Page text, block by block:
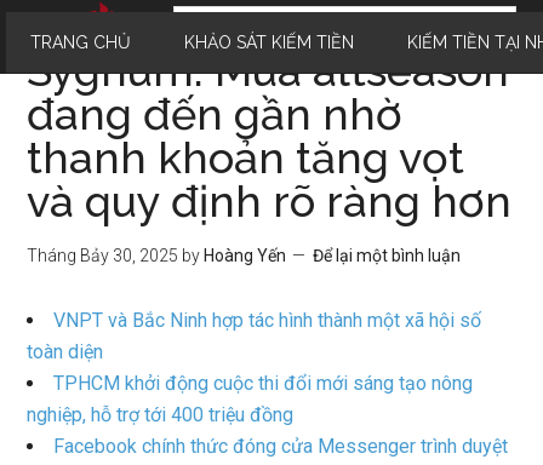
TRANG CHỦ KHẢO SÁT KIẾM TIỀN KIẾM TIỀN TẠI
Sygnum: Mùa altseason
đang đến gần nhờ
thanh khoản tăng vọt
và quy định rõ ràng hơn
Tháng Bảy 30, 2025 by Hoàng Yến Để lại một bình luận
VNPT và Bắc Ninh hợp tác hình thành một xã hội số
toàn diện
TPHCM khởi động cuộc thi đổi mới sáng tạo nông
nghiệp, hỗ trợ tới 400 triệu đồng
Facebook chính thức đóng cửa Messenger trình duyệt